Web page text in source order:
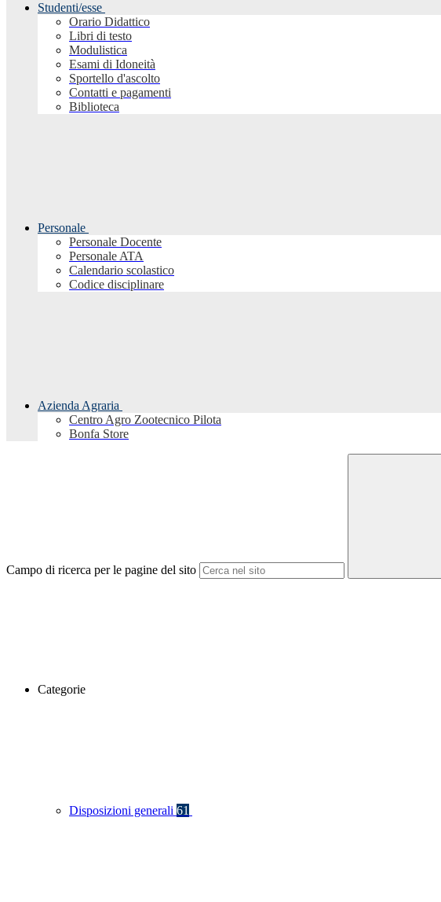
Studenti/esse
Orario Didattico
Libri di testo
Modulistica
Esami di Idoneità
Sportello d'ascolto
Contatti e pagamenti
Biblioteca
Personale
Personale Docente
Personale ATA
Calendario scolastico
Codice disciplinare
Azienda Agraria
Centro Agro Zootecnico Pilota
Bonfa Store
Campo di ricerca per le pagine del sito
Categorie
Disposizioni generali 61